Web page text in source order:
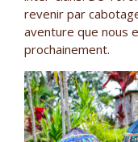
revenir par
aventure que nous
prochainement.